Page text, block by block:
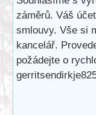
záměrů. Váš
smlouvy. Vše si
kancelář.
požádejte o